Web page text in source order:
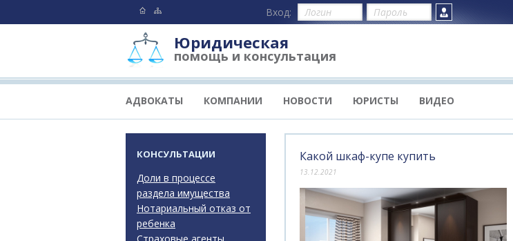
Вход:
Юридическая
помощь и консультация
АДВОКАТЫ КОМПАНИИ НОВОСТИ ЮРИСТЫ ВИДЕО
Какой шкаф-купе купить
13.12.2021
КОНСУЛЬТАЦИИ
Доли в процессе
раздела имущества
Нотариальный отказ от
ребенка